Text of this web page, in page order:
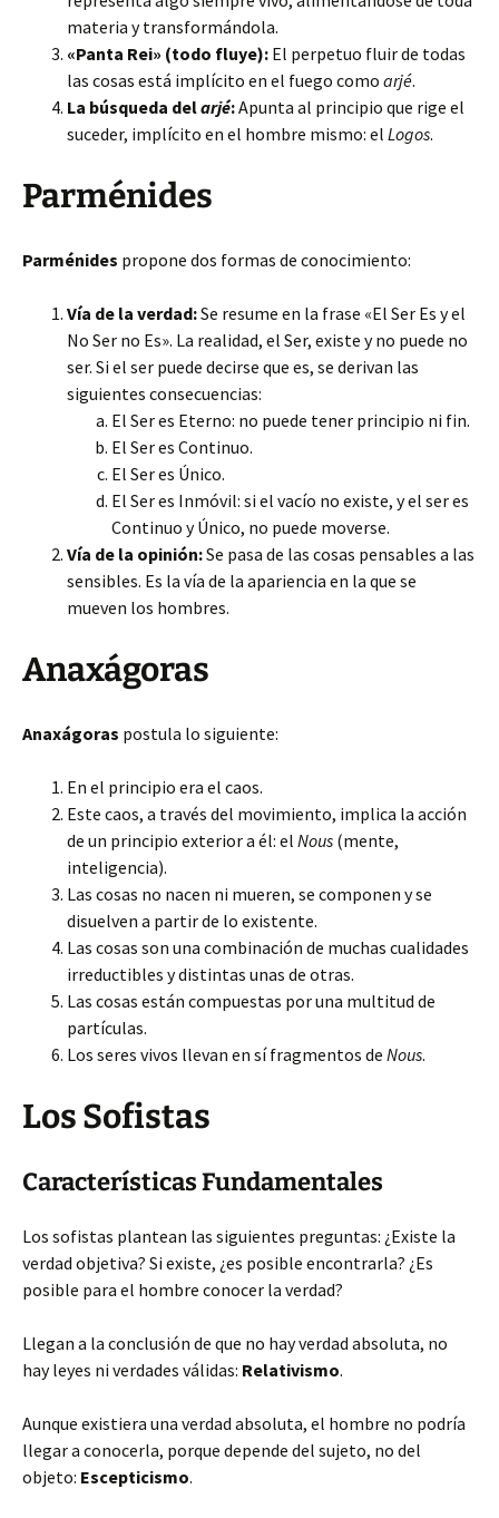
materia y transformándola.
«Panta Rei» (todo fluye): El perpetuo fluir de todas
las cosas está implícito en el fuego como arjé.
La búsqueda delarjé:Apunta al principio que rige el
suceder, implícito en el hombre mismo: el Logos.
Parménides
Parménides propone dos formas de conocimiento:
Vía de la verdad:Se resume en la frase «El Ser Es y el
No Ser no Es». La realidad, el Ser, existe y no puede no
ser. Si el ser puede decirse que es, se derivan las
siguientes consecuencias:
El Ser es Eterno: no puede tener principio ni fin.
El Ser es Continuo.
El Ser es Único.
El Ser es Inmóvil: si el vacío no existe, y el ser es
Continuo y Único, no puede moverse.
Vía de la opinión:Se pasa de las cosas pensables a las
sensibles. Es la vía de la apariencia en la que se
mueven los hombres.
Anaxágoras
Anaxágoras postula lo siguiente:
En el principio era el caos.
Este caos, a través del movimiento, implica la acción
de un principio exterior a él: el Nous (mente,
inteligencia).
Las cosas no nacen ni mueren, se componen y se
disuelven a partir de lo existente.
Las cosas son una combinación de muchas cualidades
irreductibles y distintas unas de otras.
Las cosas están compuestas por una multitud de
partículas.
Los seres vivos llevan en sí fragmentos de Nous.
Los Sofistas
Características Fundamentales
Los sofistas plantean las siguientes preguntas: ¿Existe la
verdad objetiva? Si existe, ¿es posible encontrarla? ¿Es
posible para el hombre conocer la verdad?
Llegan a la conclusión de que no hay verdad absoluta, no
hay leyes ni verdades válidas: Relativismo.
Aunque existiera una verdad absoluta, el hombre no podría
llegar a conocerla, porque depende del sujeto, no del
objeto: Escepticismo.